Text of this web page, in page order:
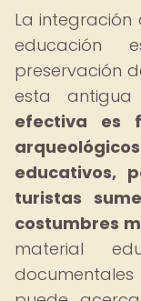
La
educación
preservación
esta antigua
efectiva es
educativos,
turistas
costumbres
material